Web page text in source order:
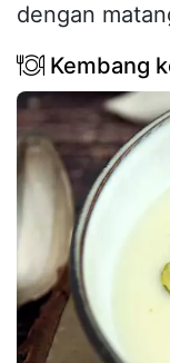
dengan
Kembang